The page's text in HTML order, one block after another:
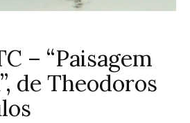
– “Paisagem
de Theodoros